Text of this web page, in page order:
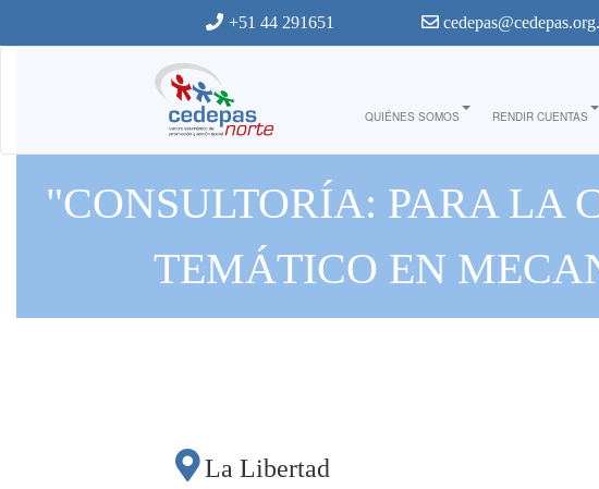
+51 44 291651
QUIÉNES SOMOS RENDIR CUENTAS
"CONSULTORÍA: PARA LA
TEMÁTICO EN
La Libertad